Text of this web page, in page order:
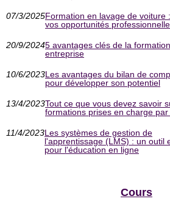
07/3/2025Formation en lavage de voiture
vos opportunités
20/9/20245 avantages clés de la
entreprise
10/6/2023Les avantages du bilan de
pour développer son potentiel
13/4/2023Tout ce que vous devez savoir
formations prises en charge par
11/4/2023Les systèmes de gestion de
l'apprentissage (LMS) : un outil
pour l'éducation en ligne
Cours